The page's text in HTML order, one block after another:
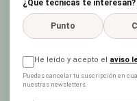
¿Qué técnicas te interesan?
Punto
He leído y acepto el aviso
Puedes cancelar tu suscripción en
nuestras newsletters.